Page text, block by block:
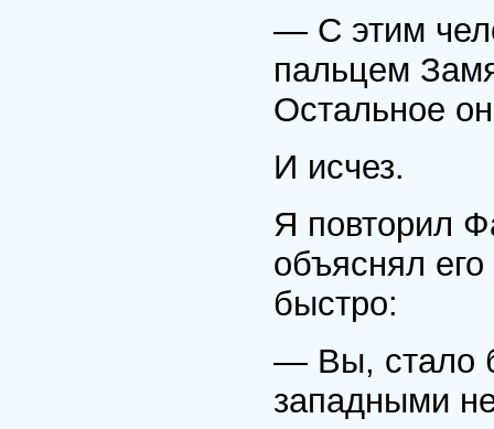
— С этим
пальцем
Остальное
И исчез.
Я повторил
объяснял
быстро:
— Вы, стало
западными